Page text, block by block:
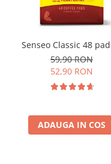
Senseo Classic 48
59,90 RON
52,90 RON
ADAUGA IN COS